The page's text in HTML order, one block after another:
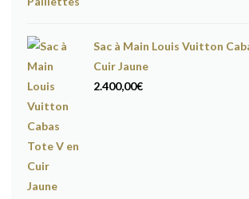
Sac à Main Louis Vuitton
Cuir Jaune
2.400,00€